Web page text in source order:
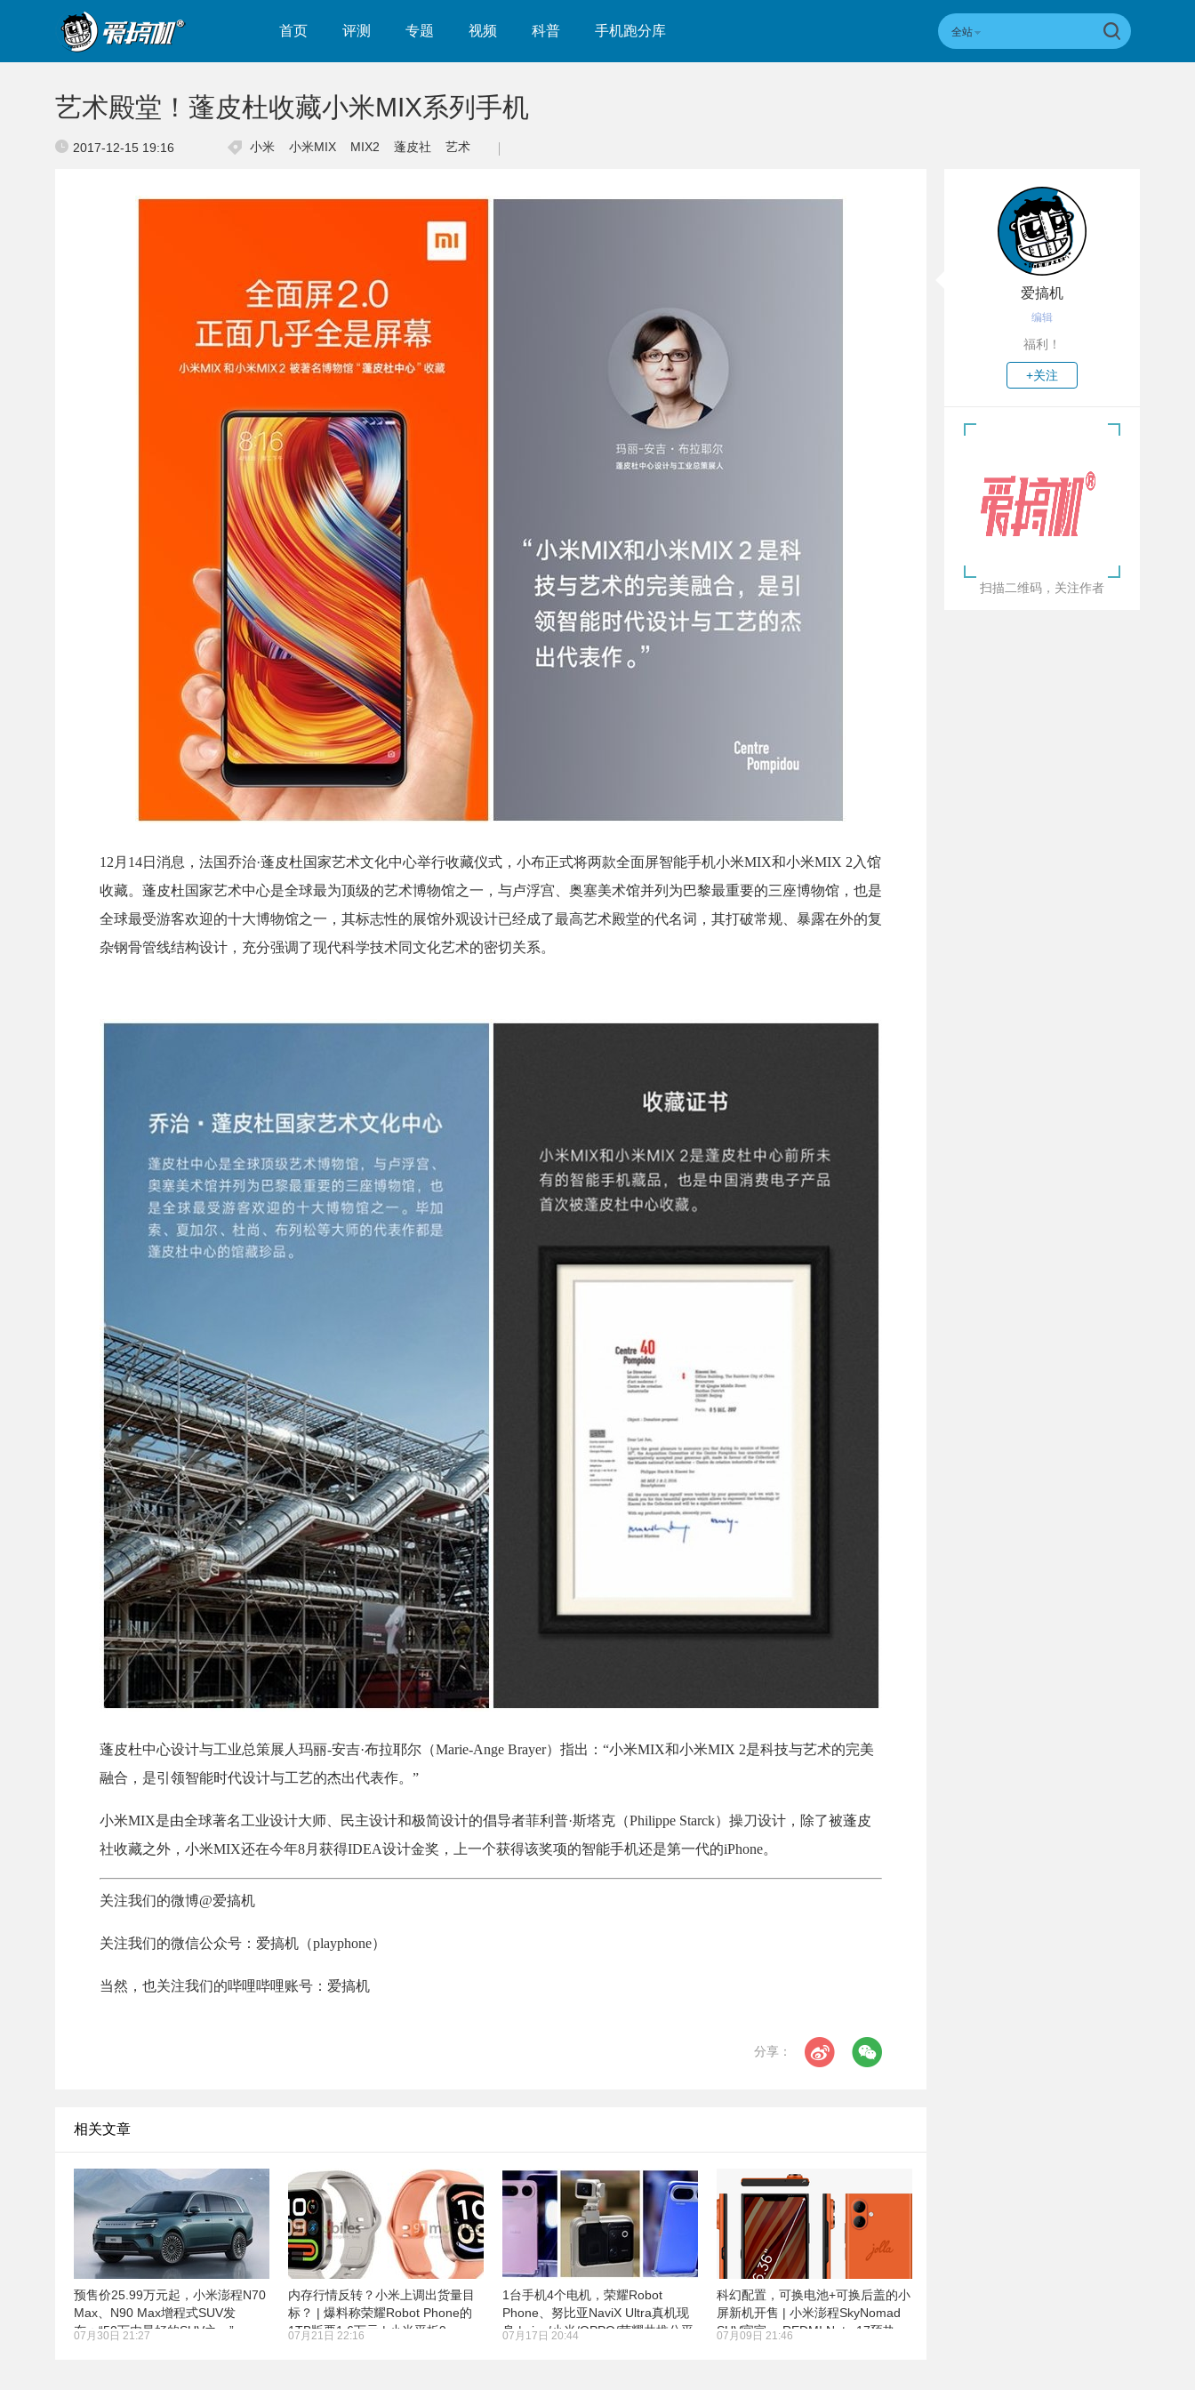
首页 评测 专题 视频 科普 手机跑分库 全站
艺术殿堂！蓬皮杜收藏小米MIX系列手机
2017-12-15 19:16 小米 小米MIX MIX2 蓬皮社 艺术
12月14日消息，法国乔治·蓬皮杜国家艺术文化中心举行收藏仪式，小布正式将两款全面屏智能手机小米MIX和小米MIX 2入馆
收藏。蓬皮杜国家艺术中心是全球最为顶级的艺术博物馆之一，与卢浮宫、奥塞美术馆并列为巴黎最重要的三座博物馆，也是
全球最受游客欢迎的十大博物馆之一，其标志性的展馆外观设计已经成了最高艺术殿堂的代名词，其打破常规、暴露在外的复
杂钢骨管线结构设计，充分强调了现代科学技术同文化艺术的密切关系。
蓬皮杜中心设计与工业总策展人玛丽-安吉·布拉耶尔（Marie-Ange Brayer）指出：“小米MIX和小米MIX 2是科技与艺术的完美
融合，是引领智能时代设计与工艺的杰出代表作。”
小米MIX是由全球著名工业设计大师、民主设计和极简设计的倡导者菲利普·斯塔克（Philippe Starck）操刀设计，除了被蓬皮
社收藏之外，小米MIX还在今年8月获得IDEA设计金奖，上一个获得该奖项的智能手机还是第一代的iPhone。
关注我们的微博@爱搞机
关注我们的微信公众号：爱搞机（playphone）
当然，也关注我们的哔哩哔哩账号：爱搞机
分享：
相关文章
预售价25.99万元起，小米澎程N70
Max、N90 Max增程式SUV发
布：“50万内最好的SUV之一”
07月30日 21:27
内存行情反转？小米上调出货量目
标？ | 爆料称荣耀Robot Phone的
1TB版要1.6万元 | 小米平板9、
07月21日 22:16
1台手机4个电机，荣耀Robot
Phone、努比亚NaviX Ultra真机现
身 | vivo/小米/OPPO/荣耀共推公平
07月17日 20:44
科幻配置，可换电池+可换后盖的小
屏新机开售 | 小米澎程SkyNomad
SUV官宣、 REDMI Note 17预热
07月09日 21:46
爱搞机
编辑
福利！
+关注
扫描二维码，关注作者